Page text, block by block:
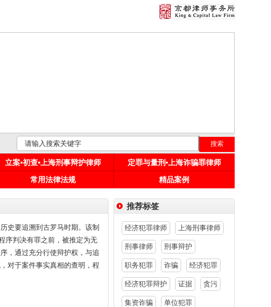
立案•初查•上海刑事辩护律师
定罪与量刑•上海诈骗罪律师
常用法律法规 精品案例
史要追溯到古罗马时期。该制
序判决有罪之前，被推定为无
，通过充分行使辩护权，与追
对于案件事实真相的查明，程
推荐标签
经济犯罪律师 上海刑事律师
刑事律师 刑事辩护
职务犯罪 诈骗 经济犯罪
经济犯罪辩护 证据 贪污
集资诈骗 单位犯罪